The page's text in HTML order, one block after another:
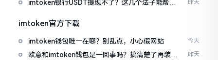
imtoken银行USDT提现不了？这几个法子能帮你
昨天
imtoken官方下载
imtoken钱包唯一在哪？别乱点，小心假网站 今天
欧意和imtoken钱包是一回事吗？搞清楚了再装钱
昨天